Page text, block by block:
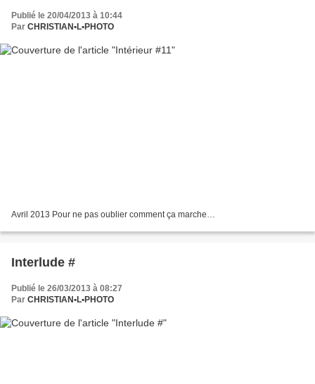
Publié le 20/04/2013 à 10:44
Par CHRISTIAN•L•PHOTO
Avril 2013 Pour ne pas oublier comment ça marche…
Interlude #
Publié le 26/03/2013 à 08:27
Par CHRISTIAN•L•PHOTO